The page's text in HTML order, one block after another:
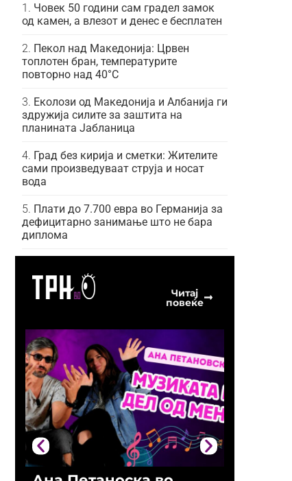
Човек 50 години сам градел замок
од камен, а влезот и денес е бесплатен
Пекол над Македонија: Црвен
топлотен бран, температурите
повторно над 40°C
Еколози од Македонија и Албанија ги
здружија силите за заштита на
планината Јабланица
Град без кирија и сметки: Жителите
сами произведуваат струја и носат
вода
Плати до 7.700 евра во Германија за
дефицитарно занимање што не бара
диплома
Читај
повеќе